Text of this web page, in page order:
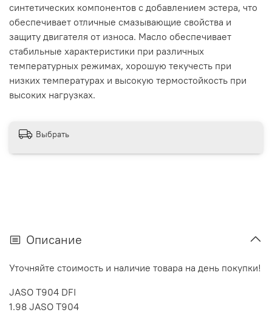
синтетических компонентов с добавлением эстера, что
обеспечивает отличные смазывающие свойства и
защиту двигателя от износа. Масло обеспечивает
стабильные характеристики при различных
температурных режимах, хорошую текучесть при
низких температурах и высокую термостойкость при
высоких нагрузках.
Выбрать
Описание
Уточняйте стоимость и наличие товара на день покупки!
JASO T904 DFI
1.98 JASO T904